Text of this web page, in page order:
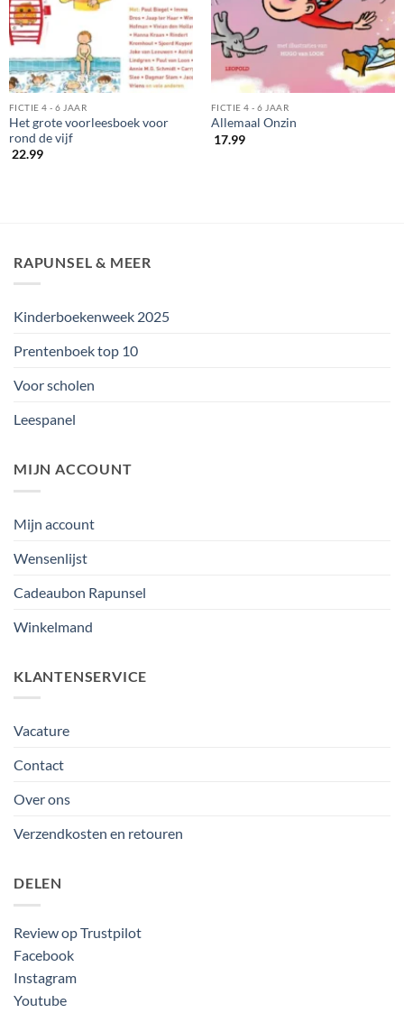
FICTIE 4 - 6 JAAR
Het grote voorleesboek voor
rond de vijf
22.99
FICTIE 4 - 6 JAAR
Allemaal Onzin
17.99
RAPUNSEL & MEER
Kinderboekenweek 2025
Prentenboek top 10
Voor scholen
Leespanel
MIJN ACCOUNT
Mijn account
Wensenlijst
Cadeaubon Rapunsel
Winkelmand
KLANTENSERVICE
Vacature
Contact
Over ons
Verzendkosten en retouren
DELEN
Review op Trustpilot
Facebook
Instagram
Youtube